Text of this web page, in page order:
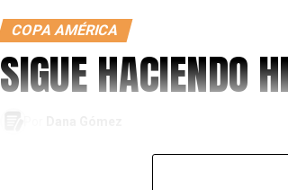
COPA AMÉRICA
SIGUE HACIENDO